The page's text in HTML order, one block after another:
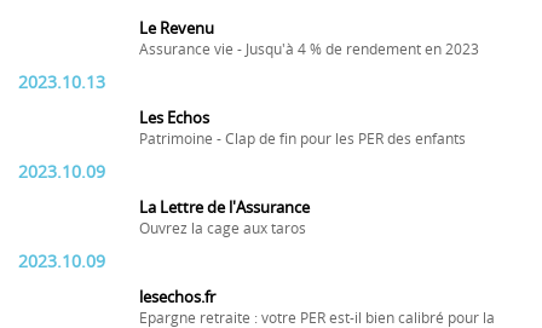
Le Revenu
Assurance vie - Jusqu'à 4 % de rendement en 2023
2023.10.13
Les Echos
Patrimoine - Clap de fin pour les PER des enfants
2023.10.09
La Lettre de l'Assurance
Ouvrez la cage aux taros
2023.10.09
lesechos.fr
Epargne retraite : votre PER est-il bien calibré pour la